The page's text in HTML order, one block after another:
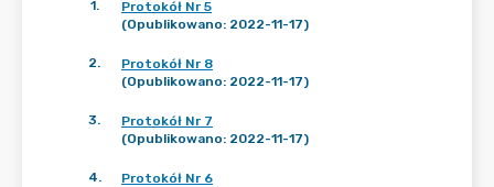
1.
Protokół Nr 5
(Opublikowano: 2022-11-17)
2.
Protokół Nr 8
(Opublikowano: 2022-11-17)
3.
Protokół Nr 7
(Opublikowano: 2022-11-17)
4.
Protokół Nr 6